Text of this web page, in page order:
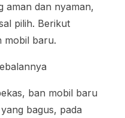
aman dan nyaman,
pilih. Berikut
mobil baru.
ban mobil baru
bagus, pada